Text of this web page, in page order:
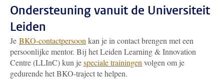
Ondersteuning vanuit de Universiteit
Leiden
Je BKO-contactpersoon kan je in contact brengen met een
persoonlijke mentor. Bij het Leiden Learning & Innovation
Centre (LLInC) kun jespeciale trainingen volgen om je
gedurende het BKO-traject te helpen.